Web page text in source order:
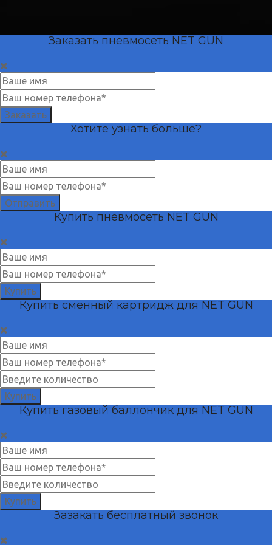
Заказать пневмосеть NET GUN
Заказать
Хотите узнать больше?
Отправить
Купить пневмосеть NET GUN
Купить
Купить сменный картридж для NET GUN
Купить
Купить газовый баллончик для NET GUN
Купить
Зазакать бесплатный звонок